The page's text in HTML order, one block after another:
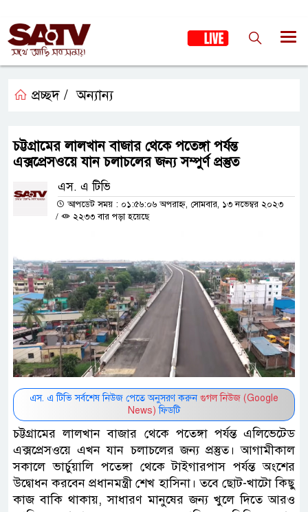
প্রচ্ছদ / অন্যান্য
চট্টগ্রামের লালখান বাজার থেকে পতেঙ্গা পর্যন্ত
এক্সপ্রেসওয়ে যান চলাচলের জন্য সম্পুর্ণ প্রস্তুত
এস. এ টিভি
আপডেট সময় : ০১:৫৬:০৬ অপরাহ্ন, সোমবার, ১৩ নভেম্বর ২০২৩
/
২২৩৩ বার পড়া হয়েছে
এস. এ টিভি সর্বশেষ নিউজ পেতে অনুসরণ করুন গুগল নিউজ (Google
News) ফিডটি
চট্টগ্রামের লালখান বাজার থেকে পতেঙ্গা পর্যন্ত এলিভেটেড
এক্সপ্রেসওয়ে এখন যান চলাচলের জন্য প্রস্তুত। আগামীকাল
সকালে ভার্চুয়ালি পতেঙ্গা থেকে টাইগারপাস পর্যন্ত অংশের
উদ্বোধন করবেন প্রধানমন্ত্রী শেখ হাসিনা। তবে ছোট-খাটো কিছু
কাজ বাকি থাকায়, সাধারণ মানুষের জন্য খুলে দিতে আরও